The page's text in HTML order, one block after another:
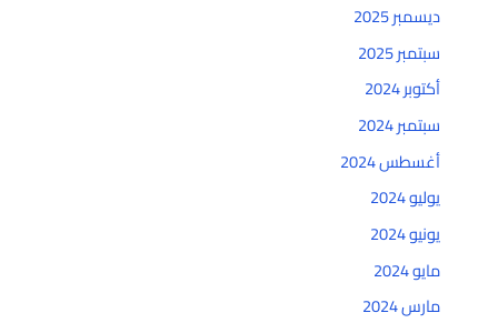
ديسمبر 2025
سبتمبر 2025
أكتوبر 2024
سبتمبر 2024
أغسطس 2024
يوليو 2024
يونيو 2024
مايو 2024
مارس 2024